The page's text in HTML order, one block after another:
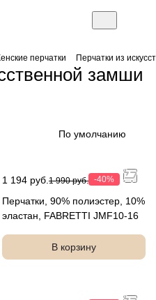
перчатки Перчатки из
замши
По умолчанию
1 194 руб. 1 990 руб. -40%
Перчатки, 90% полиэстер, 10%
эластан, FABRETTI JMF10-16
В корзину